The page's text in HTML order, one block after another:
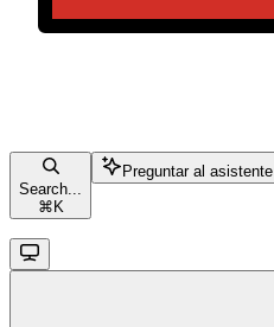
Search...
⌘ K
Preguntar al asistente